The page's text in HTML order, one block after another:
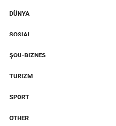
DÜNYA
SOSIAL
ŞOU-BIZNES
TURIZM
SPORT
OTHER